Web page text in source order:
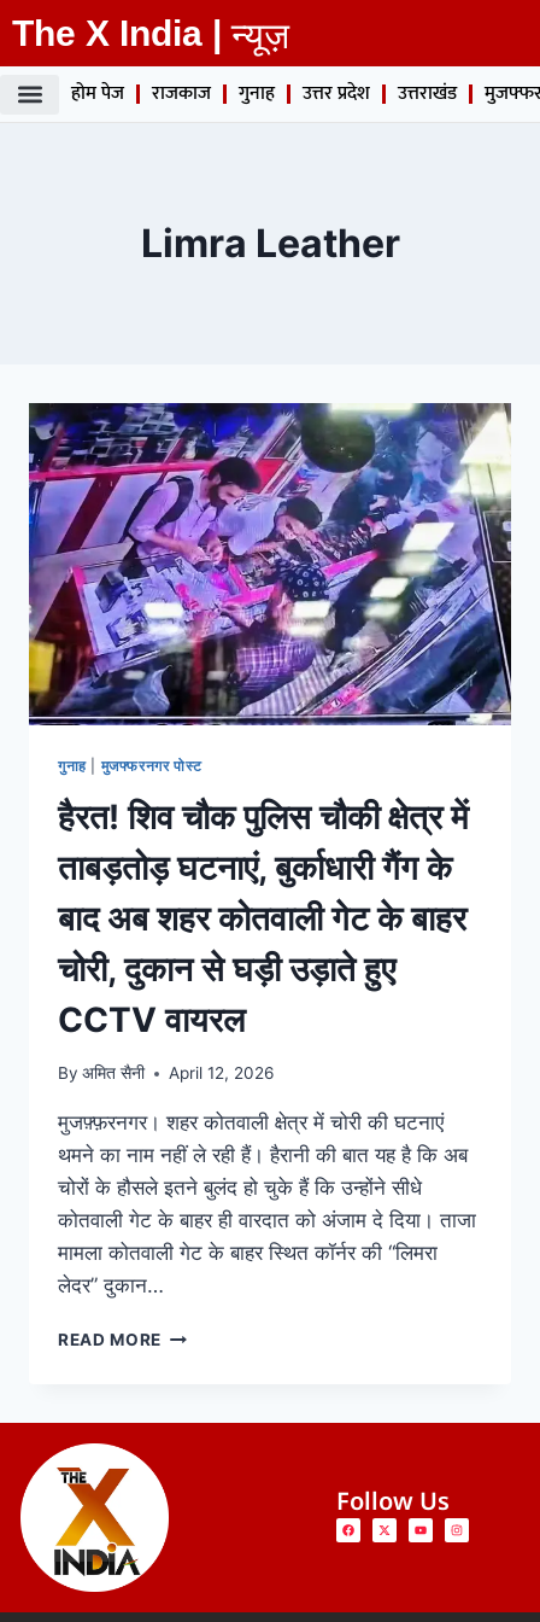
The X India | न्यूज़
होम पेज राजकाज गुनाह उत्तर प्रदेश उत्तराखंड
Limra Leather
गुनाह| मुजफ्फरनगर पोस्ट
हैरत! शिव चौक पुलिस चौकी क्षेत्र में
ताबड़तोड़ घटनाएं, बुर्काधारी गैंग के
बाद अब शहर कोतवाली गेट के बाहर
चोरी, दुकान से घड़ी उड़ाते हुए
CCTV वायरल
By अमित सैनी April 12, 2026
मुजफ़्फ़रनगर। शहर कोतवाली क्षेत्र में चोरी की घटनाएं
थमने का नाम नहीं ले रही हैं। हैरानी की बात यह है कि अब
चोरों के हौसले इतने बुलंद हो चुके हैं कि उन्होंने सीधे
कोतवाली गेट के बाहर ही वारदात को अंजाम दे दिया। ताजा
मामला कोतवाली गेट के बाहर स्थित कॉर्नर की “लिमरा
लेदर” दुकान…
READ MORE
Follow Us